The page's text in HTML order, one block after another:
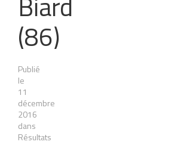
(86)
Publié
le
11
décembre
2016
dans
Résultats